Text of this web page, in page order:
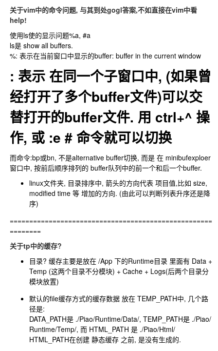
关于vim中的命令问题, 与其到处gogl答案,不如直接在vim中看
help!
使用ls使的显示问题%a, #a
ls是 show all buffers.
%: 表示在当前窗口中显示的buffer: buffer in the current window
: 表示 在同一个子窗口中, (如果曾
经打开了多个buffer文件)可以交
替打开的buffer文件. 用 ctrl+^ 操
作, 或 :e # 命令就可以切换
而命令:bp或bn, 不是alternative buffer切换, 而是 在 minibufexploer
窗口中, 按前后顺序排列的 buffer队列中的前一个和后一个buffer.
linux文件夹, 目录排序中, 箭头的方向代表 项目值,比如 size,
modified time 等 增加的方向. (由此可以判断列表升序还是降
序)
====================================================
========
关于tp中的缓存?
目录? 缓存主要是放在 /App 下的Runtime目录 里面有 Data +
Temp (这两个目录不分模块) + Cache + Logs(后两个目录分
模块放置)
默认的file缓存方式的缓存数据 放在 TEMP_PATH中, 几个路
径是:
DATA_PATH是 ./Piao/Runtime/Data/, TEMP_PATH是 ./Piao/
Runtime/Temp/, 而 HTML_PATH 是 ./Piao/Html/
HTML_PATH在创建 静态缓存 之前, 是没有生成的.